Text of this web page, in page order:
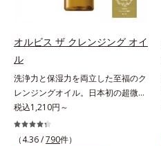
チして肌荒れを防ぎ、肌不調にゆら
がない肌を叶えます。そして、独自
研究に基づいたアプローチ成分
「MCアクティベーター(*5)」。肌
のうるおいを引き出し・高めて、ハ
リ感あふれる肌へと導きます。うる
おいに満ちたゆらがない肌をご体感
いただくために設計された3ステッ
プで、いつも力強く美しくあり続け
るあなたを応援します。*1 肌にう
オルビス ザ クレンジング オイ
ル
洗浄力と保湿力を両立した至福のク
レンジングオイル。日本初の超微粒
子技術(*1)が毛穴奥の微細な汚れに
アプローチ。圧倒的な洗浄力と毛穴
悩みに着目したクレンジングオイル
税込1,210円～
（4.36 /790件）